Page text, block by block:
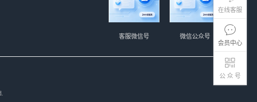
在线客服
会员中心
公 众 号
微信公众号
客服微信号